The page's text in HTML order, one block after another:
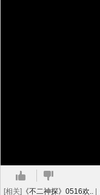
[相关] 《不二神探》0516欢..